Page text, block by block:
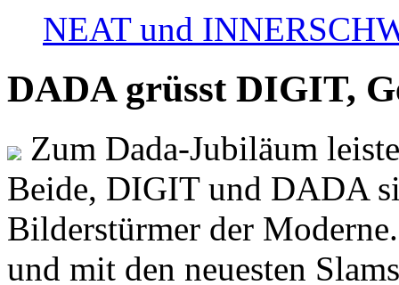
NEAT und
DADA grüsst DIGIT,
Zum Dada-Jubiläum
Beide, DIGIT und DADA
Bilderstürmer der
und mit den neuesten